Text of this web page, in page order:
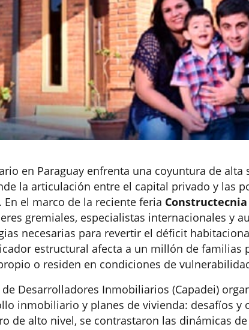
en Paraguay enfrenta una coyuntura de alta
la articulación entre el capital privado y las
el marco de la reciente feria Constructecnia
gremiales, especialistas internacionales y
necesarias para revertir el déficit
estructural afecta a un millón de familias
o residen en condiciones de
de Desarrolladores Inmobiliarios (Capadei)
inmobiliario y planes de vivienda: desafíos y
de alto nivel, se contrastaron las dinámicas